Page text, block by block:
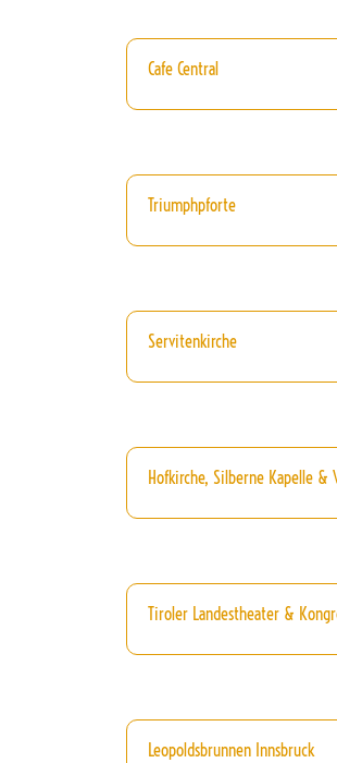
Cafe Central
Triumphpforte
Servitenkirche
Hofkirche, Silberne Kapelle &
Tiroler Landestheater &
Leopoldsbrunnen Innsbruck